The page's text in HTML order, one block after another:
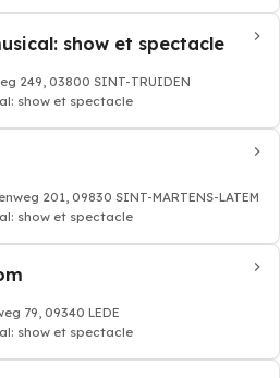
show et spectacle
249, 03800 SINT-TRUIDEN
show et spectacle
201, 09830 SINT-MARTENS-LATEM
show et spectacle
79, 09340 LEDE
show et spectacle